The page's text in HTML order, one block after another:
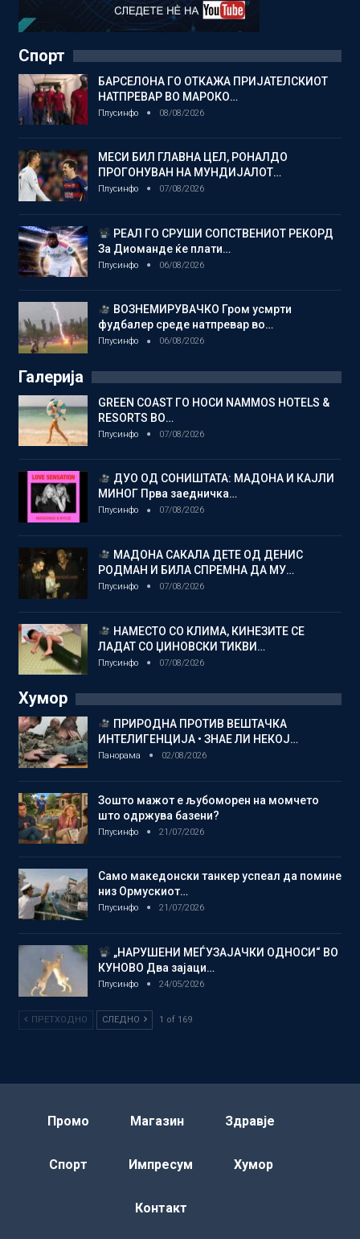
Спорт
БАРСЕЛОНА ГО ОТКАЖА ПРИЈАТЕЛСКИОТ
НАТПРЕВАР ВО МАРОКО…
Плусинфо 08/08/2026
МЕСИ БИЛ ГЛАВНА ЦЕЛ, РОНАЛДО
ПРОГОНУВАН НА МУНДИЈАЛОТ…
Плусинфо 07/08/2026
РЕАЛ ГО СРУШИ СОПСТВЕНИОТ РЕКОРД
За Диоманде ќе плати…
Плусинфо 06/08/2026
ВОЗНЕМИРУВАЧКО Гром усмрти
фудбалер среде натпревар во…
Плусинфо 06/08/2026
Галерија
GREEN COAST ГО НОСИ NAMMOS HOTELS &
RESORTS ВО…
Плусинфо 07/08/2026
ДУО ОД СОНИШТАТА: МАДОНА И КАЈЛИ
МИНОГ Прва заедничка…
Плусинфо 07/08/2026
МАДОНА САКАЛА ДЕТЕ ОД ДЕНИС
РОДМАН И БИЛА СПРЕМНА ДА МУ…
Плусинфо 07/08/2026
НАМЕСТО СО КЛИМА, КИНЕЗИТЕ СЕ
ЛАДАТ СО ЏИНОВСКИ ТИКВИ…
Плусинфо 07/08/2026
Хумор
ПРИРОДНА ПРОТИВ ВЕШТАЧКА
ИНТЕЛИГЕНЦИЈА • ЗНАЕ ЛИ НЕКОЈ…
Панорама 02/08/2026
Зошто мажот е љубоморен на момчето
што одржува базени?
Плусинфо 21/07/2026
Само македонски танкер успеал да помине
низ Ормускиот…
Плусинфо 21/07/2026
„НАРУШЕНИ МЕЃУЗАЈАЧКИ ОДНОСИ“ ВО
КУНОВО Два зајаци…
Плусинфо 24/05/2026
ПРЕТХОДНО СЛЕДНО 1 of 169
Промо Магазин Здравје
Спорт Импресум Хумор
Контакт